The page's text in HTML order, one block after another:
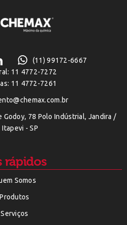
(11) 99172-6667
11 4772-7272
11 4772-7261
Godoy, 78 Polo Indústrial, Jandira /
Itapevi - SP
rápidos
Somos
Produtos
Serviços